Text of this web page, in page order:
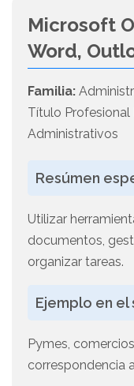
Microsoft
Word,
Familia:
Título Profesional
Administrativos
Resúmen
Utilizar
documentos,
organizar tareas.
Ejemplo en
Pymes,
correspondencia